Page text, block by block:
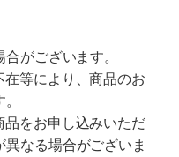
がございます。
等により、商品のお
をお申し込みいただ
なる場合がございま